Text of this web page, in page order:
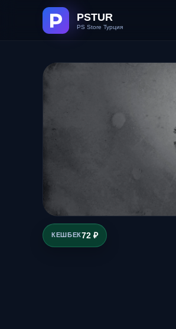
КЕШБЕК72 ₽